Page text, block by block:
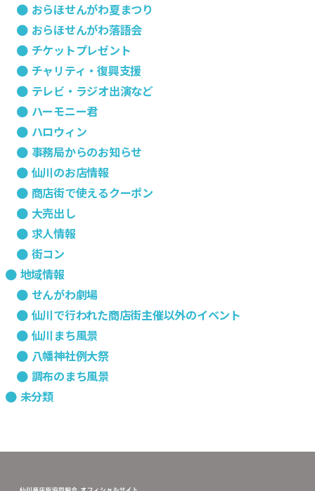
おらほせんがわ夏まつり
おらほせんがわ落語会
チケットプレゼント
チャリティ・復興支援
テレビ・ラジオ出演など
ハーモニー君
ハロウィン
事務局からのお知らせ
仙川のお店情報
商店街で使えるクーポン
大売出し
求人情報
街コン
地域情報
せんがわ劇場
仙川で行われた商店街主催以外のイベント
仙川まち風景
八幡神社例大祭
調布のまち風景
未分類